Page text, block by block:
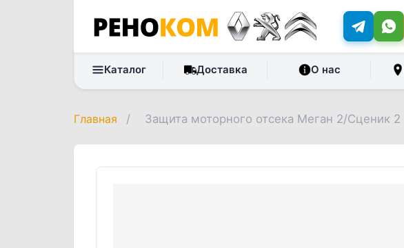
Каталог Доставка О нас
Главная / Защита моторного отсека Меган 2/Сценик 2